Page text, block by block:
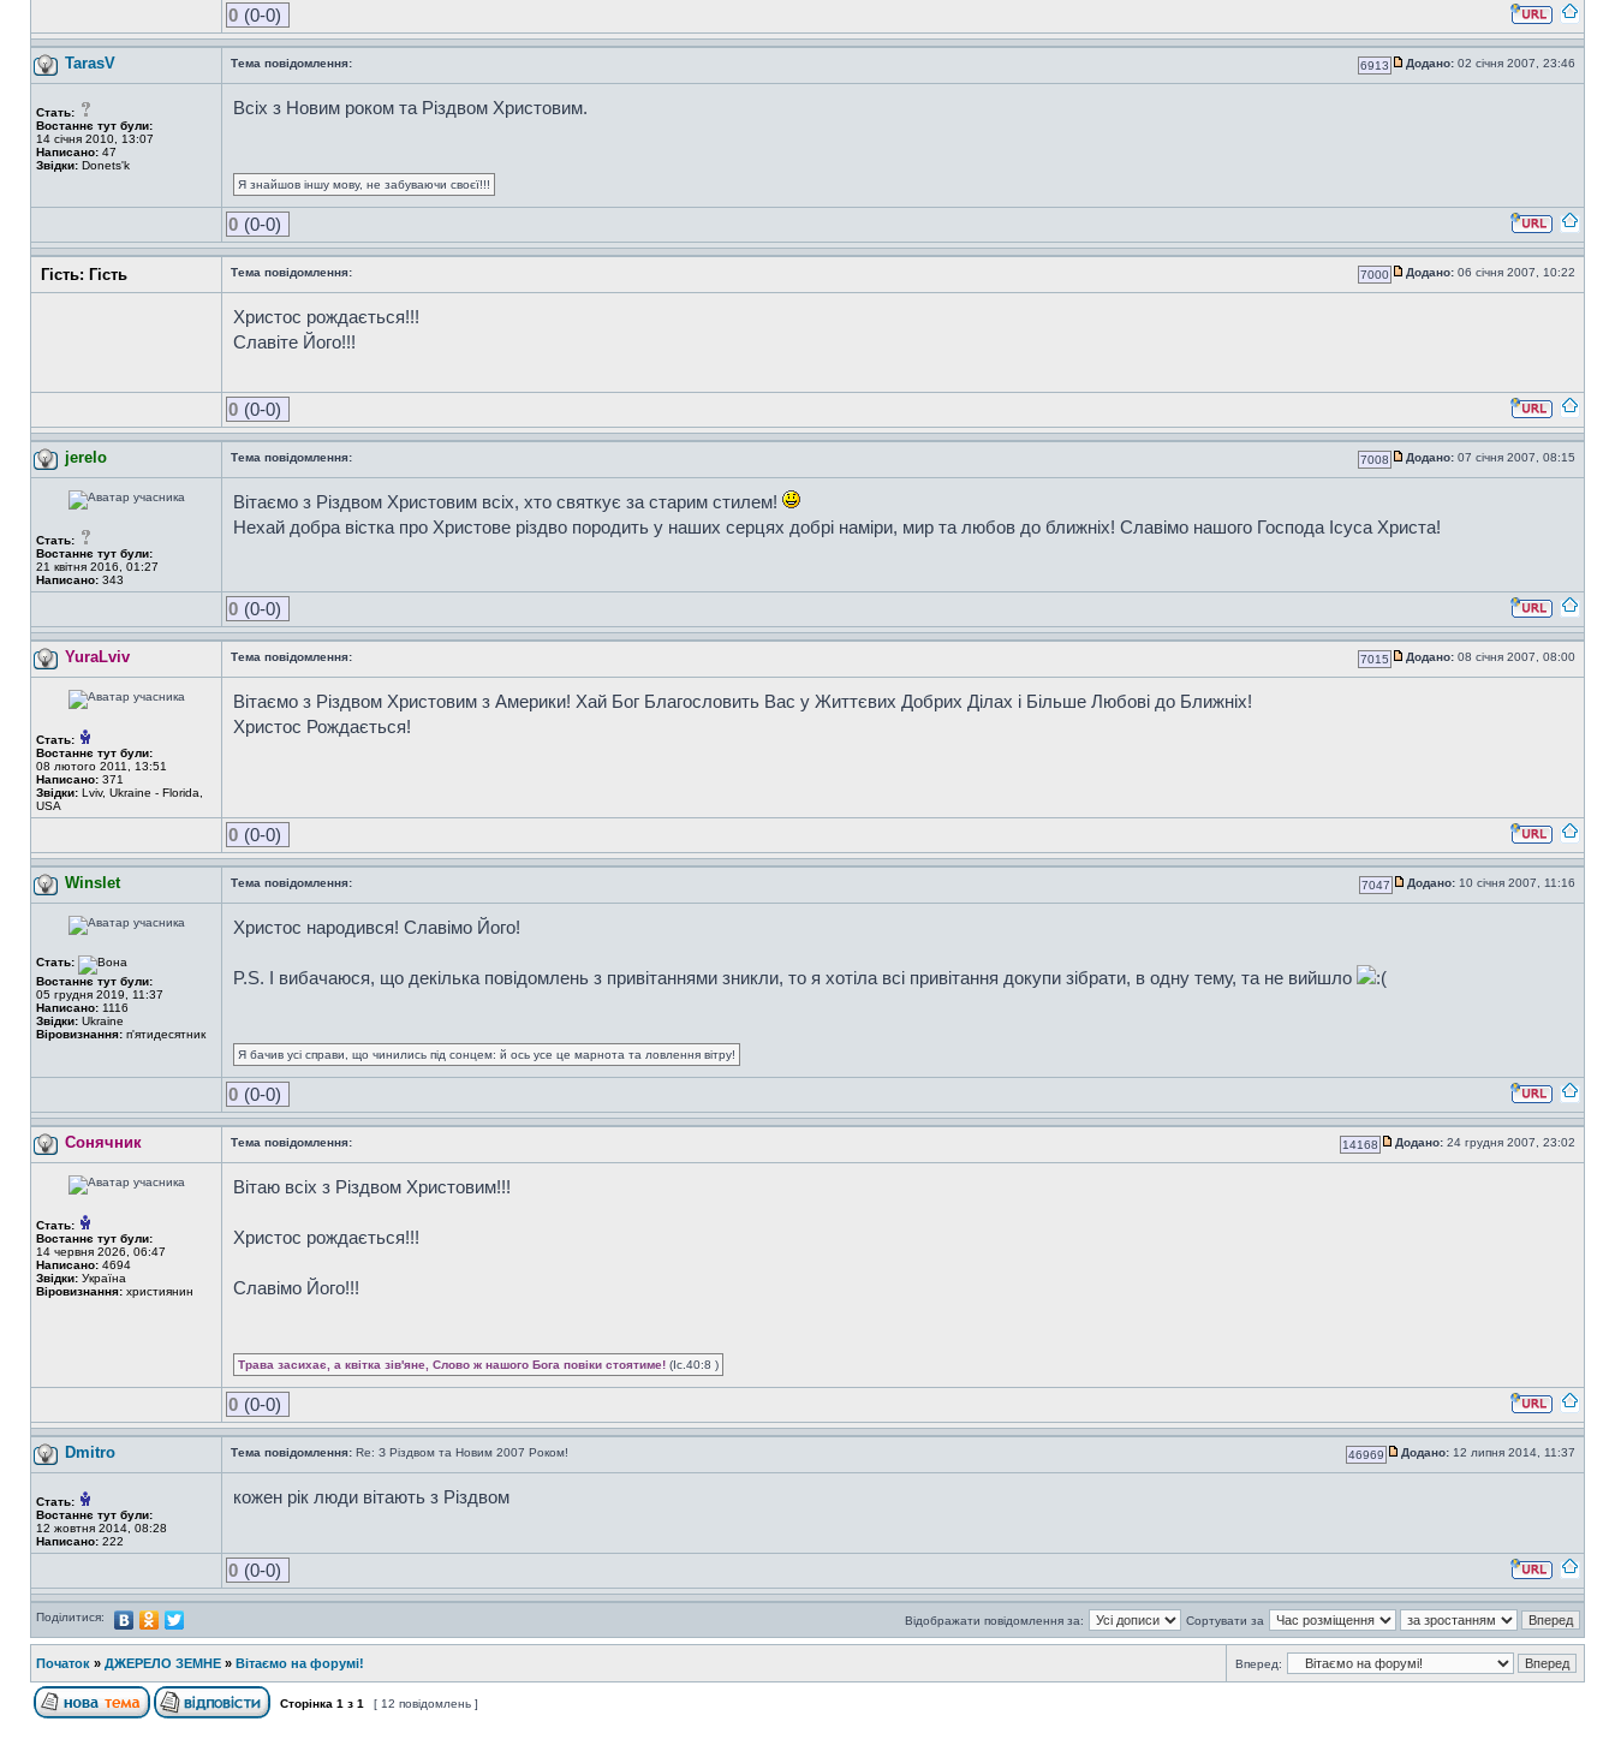
0 (0-0)
TarasV Тема повідомлення: 6913 Додано: 02 січня 2007, 23:46
Стать:
Востаннє тут були:
14 січня 2010, 13:07
Написано: 47
Звідки: Donets'k
Всіх з Новим роком та Різдвом Христовим.
Я знайшов іншу мову, не забуваючи своєї!!!
0 (0-0)
Гість: Гість Тема повідомлення: 7000 Додано: 06 січня 2007, 10:22
Христос рождається!!!
Славіте Його!!!
0 (0-0)
jerelo Тема повідомлення: 7008 Додано: 07 січня 2007, 08:15
Стать:
Востаннє тут були:
21 квітня 2016, 01:27
Написано: 343
Вітаємо з Різдвом Христовим всіх, хто святкує за старим стилем!
Нехай добра вістка про Христове різдво породить у наших серцях добрі наміри, мир та любов до ближніх! Славімо нашого Господа Ісуса Христа!
0 (0-0)
YuraLviv Тема повідомлення: 7015 Додано: 08 січня 2007, 08:00
Стать:
Востаннє тут були:
08 лютого 2011, 13:51
Написано: 371
Звідки: Lviv, Ukraine - Florida,
USA
Вітаємо з Різдвом Христовим з Америки! Хай Бог Благословить Вас у Життєвих Добрих Ділах і Більше Любові до Ближніх!
Христос Рождається!
0 (0-0)
Winslet Тема повідомлення: 7047 Додано: 10 січня 2007, 11:16
Стать:
Востаннє тут були:
05 грудня 2019, 11:37
Написано: 1116
Звідки: Ukraine
Віровизнання: п'ятидесятник
Христос народився! Славімо Його!
P.S. І вибачаюся, що декілька повідомлень з привітаннями зникли, то я хотіла всі привітання докупи зібрати, в одну тему, та не вийшло
Я бачив усі справи, що чинились під сонцем: й ось усе це марнота та ловлення вітру!
0 (0-0)
Сонячник Тема повідомлення: 14168 Додано: 24 грудня 2007, 23:02
Стать:
Востаннє тут були:
14 червня 2026, 06:47
Написано: 4694
Звідки: Україна
Віровизнання: християнин
Вітаю всіх з Різдвом Христовим!!!
Христос рождається!!!
Славімо Його!!!
Трава засихає, а квітка зів'яне, Слово ж нашого Бога повіки стоятиме! (Іс.40:8 )
0 (0-0)
Dmitro Тема повідомлення: Re: З Різдвом та Новим 2007 Роком! 46969 Додано: 12 липня 2014, 11:37
Стать:
Востаннє тут були:
12 жовтня 2014, 08:28
Написано: 222
кожен рік люди вітають з Різдвом
0 (0-0)
Поділитися: Відображати повідомлення за: Сортувати за
Початок » ДЖЕРЕЛО ЗЕМНЕ » Вітаємо на форумі! Вперед:
Сторінка 1 з 1 [ 12 повідомлень ]